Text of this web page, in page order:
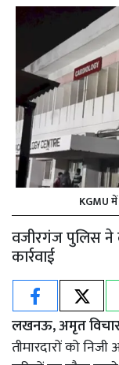
KGMU
वजीरगंज पुलिस ने
कार्रवाई
लखनऊ, अमृत
तीमारदारों को